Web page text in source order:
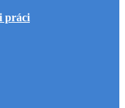
práci